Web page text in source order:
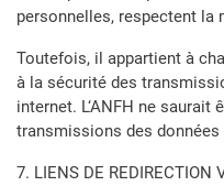
personnelles, respectent la
Toutefois, il appartient à
à la sécurité des
internet. L‘ANFH ne saurait
transmissions des
7. LIENS DE REDIRECTION